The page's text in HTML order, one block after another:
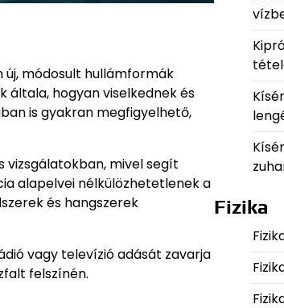
új, módosult hullámformák
általa, hogyan viselkednek és
is gyakran megfigyelhető,
vizsgálatokban, mivel segít
alapelvei nélkülözhetetlenek a
és hangszerek
vagy televízió adását zavarja
felszínén.
Fizika